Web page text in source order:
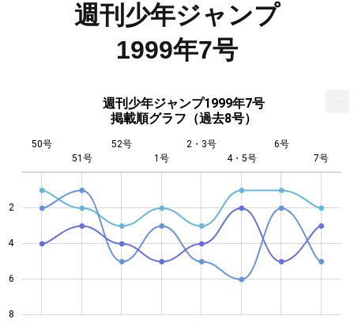
週刊少年ジャンプ
1999年7号
週刊少年ジャンプ1999年7号
掲載順グラフ（過去8号）
4
2
4
6
8
50号
51号
52号
1号
2・3号
4・5号
6号
7号